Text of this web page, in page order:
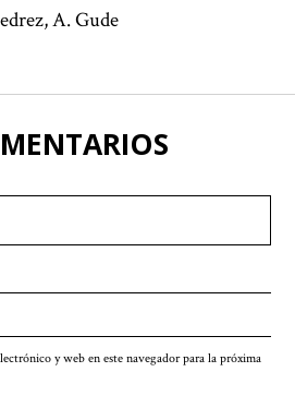
A. Gude
y web en este navegador para la próxima